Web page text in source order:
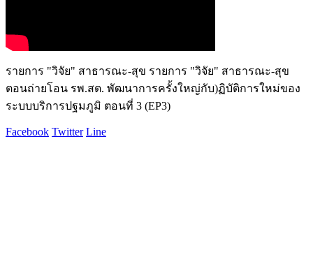
รายการ "วิจัย" สาธารณะ-สุข รายการ "วิจัย" สาธารณะ-สุข
ตอนถ่ายโอน รพ.สต. พัฒนาการครั้งใหญ่กับ)ฏิบัติการใหม่ของ
ระบบบริการปฐมภูมิ ตอนที่ 3 (EP3)
Facebook Twitter Line